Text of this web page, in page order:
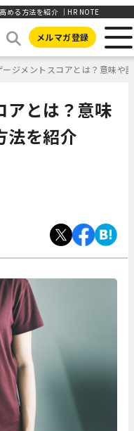
める方法を紹介 ｜HR NOTE
メルマガ登録
ージメントスコアとは？意味や
アとは？意味
法を紹介